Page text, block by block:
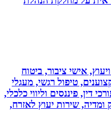
אישי ציבור, ביטוח
טיפול רגשי, מעגלי
פיננסים וליווי כלכלי,
שירות יעוץ לאזרח,